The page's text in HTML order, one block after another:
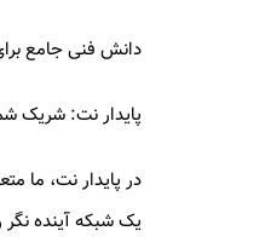
دانش فنی جامع
پایدار نت: شریک
یک شبکه آینده نگر